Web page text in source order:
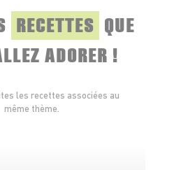
RECETTES QUE
ADORER !
les recettes associées au
même thème.